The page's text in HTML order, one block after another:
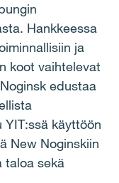
Hankkeessa
ja
koot vaihtelevat
edustaa
käyttöön
New Noginskiin
taloa sekä